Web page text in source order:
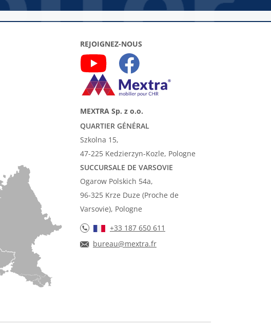
REJOIGNEZ-NOUS
MEXTRA Sp. z o.o.
QUARTIER GÉNÉRAL
Szkolna 15,
47-225 Kedzierzyn-Kozle, Pologne
SUCCURSALE DE VARSOVIE
Ogarow Polskich 54a,
96-325 Krze Duze (Proche de
Varsovie), Pologne
+33 187 650 611
bureau@mextra.fr